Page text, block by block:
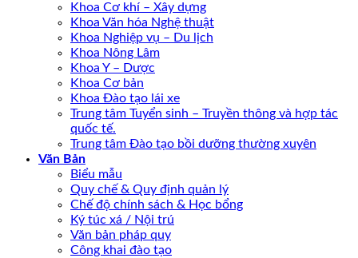
Khoa Cơ khí – Xây dựng
Khoa Văn hóa Nghệ thuật
Khoa Nghiệp vụ – Du lịch
Khoa Nông Lâm
Khoa Y – Dược
Khoa Cơ bản
Khoa Đào tạo lái xe
Trung tâm Tuyển sinh – Truyền thông và hợp tác
quốc tế.
Trung tâm Đào tạo bồi dưỡng thường xuyên
Văn Bản
Biểu mẫu
Quy chế & Quy định quản lý
Chế độ chính sách & Học bổng
Ký túc xá / Nội trú
Văn bản pháp quy
Công khai đào tạo